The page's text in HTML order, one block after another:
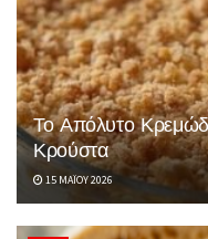
Το Απόλυτο
Κρούστα
15 ΜΑΪ́ΟΥ 2026